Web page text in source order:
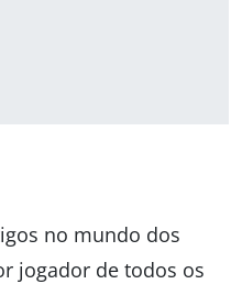
no mundo dos
jogador de todos os